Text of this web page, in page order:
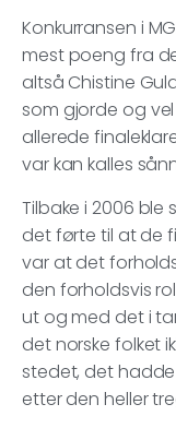
Konkurransen i
mest poeng fra
altså Chistine
som gjorde og
allerede
var kan kalles
Tilbake i 2006 ble
det førte til at de
var at det
den forholdsvis
ut og med det i
det norske folket
stedet, det
etter den heller